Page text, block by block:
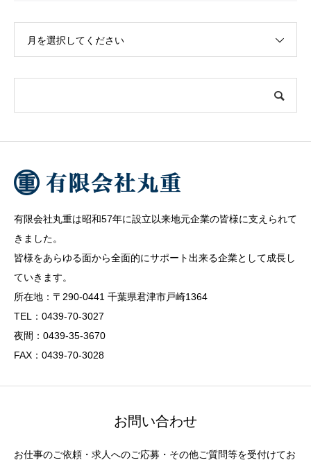
月を選択してください
有限会社丸重は昭和57年に設立以来地元企業の皆様に支えられて
きました。
皆様をあらゆる面から全面的にサポート出来る企業として成長し
ていきます。
所在地：〒290-0441 千葉県君津市戸崎1364
TEL：0439-70-3027
夜間：0439-35-3670
FAX：0439-70-3028
お問い合わせ
お仕事のご依頼・求人へのご応募・その他ご質問等を受付けてお